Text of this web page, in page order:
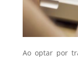
Ao optar por